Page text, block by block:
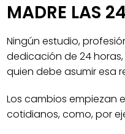
MADRE LAS
Ningún estudio,
dedicación de 24
quien debe asumir esa
Los cambios empiezan
cotidianos, como, por